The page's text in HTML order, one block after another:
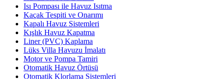
Isı Pompası ile Havuz Isıtma
Kaçak Tespiti ve Onarımı
Kapalı Havuz Sistemleri
Kışlık Havuz Kapatma
Liner (PVC) Kaplama
Lüks Villa Havuzu İmalatı
Motor ve Pompa Tamiri
Otomatik Havuz Örtüsü
Otomatik Klorlama Sistemleri